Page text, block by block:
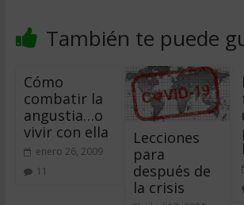
También te puede
Cómo
combatir la
angustia…o
vivir con ella
enero 26, 2009
11
Lecciones
para
después de
la crisis